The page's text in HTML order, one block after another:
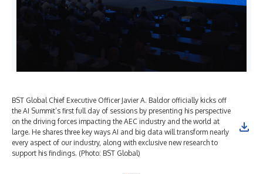
BST Global Chief Executive Officer Javier A. Baldor officially kicks off
the AI Summit’s first full day of sessions by presenting his perspective
on the driving forces impacting the AEC industry and the world at
large. He shares three key ways AI and big data will transform nearly
every aspect of our industry, along with exclusive new research to
support his findings. (Photo: BST Global)